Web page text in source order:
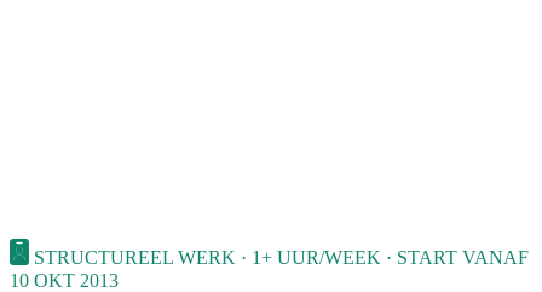
STRUCTUREEL WERK · 1+ UUR/WEEK · START VANAF
10 OKT 2013